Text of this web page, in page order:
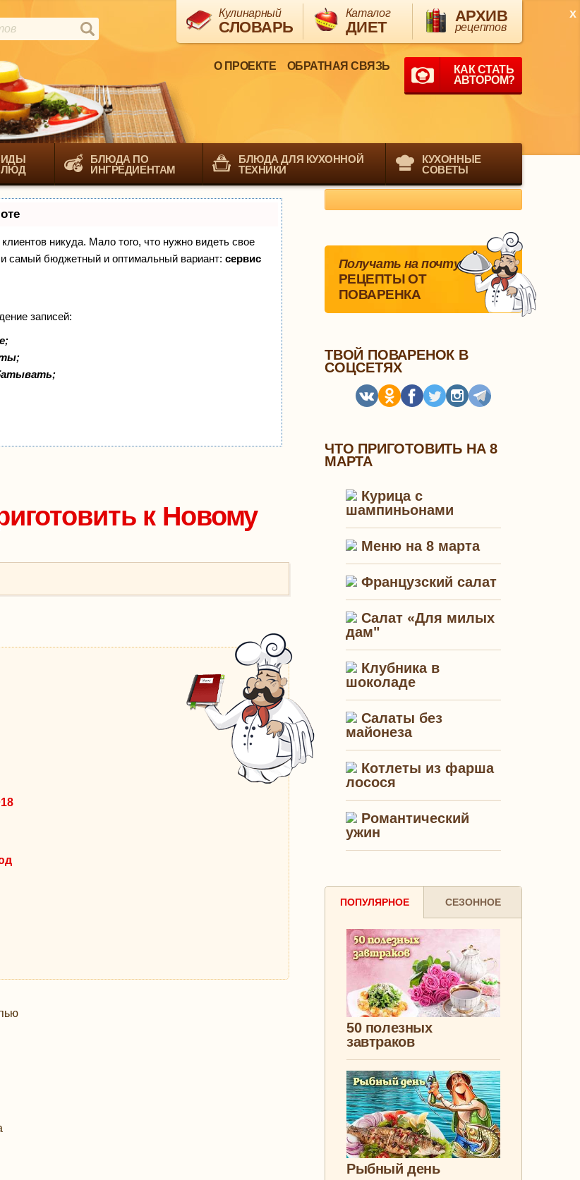
Кулинарный
СЛОВАРЬ
Каталог
ДИЕТ
АРХИВ
рецептов
КАК СТАТЬ
АВТОРОМ?
ОБРАТНАЯ СВЯЗЬ
О ПРОЕКТЕ
БЛЮДА ПО
ИНГРЕДИЕНТАМ
КУХОННЫЕ
СОВЕТЫ
БЛЮДА ДЛЯ КУХОННОЙ
ТЕХНИКИ
никуда. Мало того, что нужно видеть свое
самый бюджетный и оптимальный вариант: сервис
записей:
к Новому
x
Получать на почту
РЕЦЕПТЫ ОТ
ПОВАРЕНКА
ТВОЙ ПОВАРЕНОК В
СОЦСЕТЯХ
ЧТО ПРИГОТОВИТЬ НА 8
МАРТА
Курица с
шампиньонами
Меню на 8 марта
Французский салат
Салат «Для милых
дам"
Клубника в
шоколаде
Салаты без
майонеза
Котлеты из фарша
лосося
Романтический
ужин
ПОПУЛЯРНОЕ СЕЗОННОЕ
50 полезных
завтраков
Рыбный день